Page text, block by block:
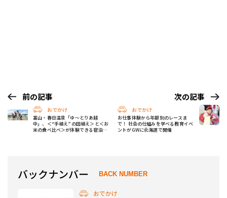
前の記事
おでかけ
富山・春日温泉「ゆ〜とりあ越
中」、＜“手植え”の田植え＞と＜お
米の食べ比べ＞が体験できる宿泊プ
次の記事
おでかけ
お仕事体験から年齢別のレースま
で！ 社会の仕組みを学べる教育イベ
ントがGWに北海道で開催
バックナンバー BACK NUMBER
おでかけ